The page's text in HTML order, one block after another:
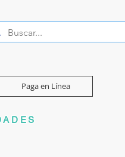
Paga en Línea